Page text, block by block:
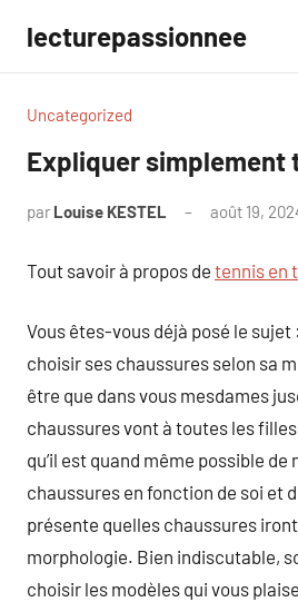
contenu
lecturepassionnee
Uncategorized
Expliquer simplement
par Louise KESTEL août 19,
Tout savoir à propos de tennis en
Vous êtes-vous déjà posé le sujet
choisir ses chaussures selon sa
être que dans vous mesdames
chaussures vont à toutes les
qu’il est quand même possible
chaussures en fonction de soi et
présente quelles chaussures
morphologie. Bien indiscutable,
choisir les modèles qui vous